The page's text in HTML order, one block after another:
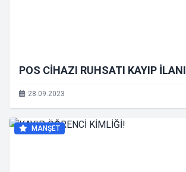
POS CİHAZI RUHSATI KAYIP İLANI
28.09.2023
MANŞET